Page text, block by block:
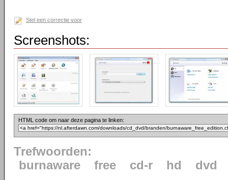
Stel een correctie voor
Screenshots:
HTML code om naar deze pagina te linken:
Trefwoorden:
burnaware
free cd-r hd dvd